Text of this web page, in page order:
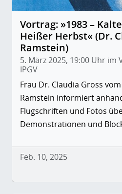
Vortrag: »1983 –
Heißer Herbst« (Dr.
Ramstein)
5. März 2025, 19:00 Uhr im
IPGV
Frau Dr. Claudia Gross
Ramstein informiert
Flugschriften und Fotos
Demonstrationen und
Feb. 10, 2025